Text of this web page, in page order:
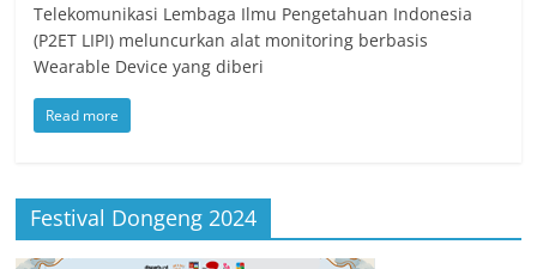
Telekomunikasi Lembaga Ilmu Pengetahuan Indonesia
(P2ET LIPI) meluncurkan alat monitoring berbasis
Wearable Device yang diberi
Read more
Festival Dongeng 2024